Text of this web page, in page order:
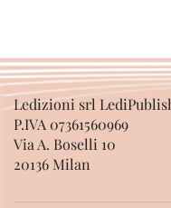
Ledizioni srl
P.IVA 07361560969
Via A. Boselli 10
20136 Milan